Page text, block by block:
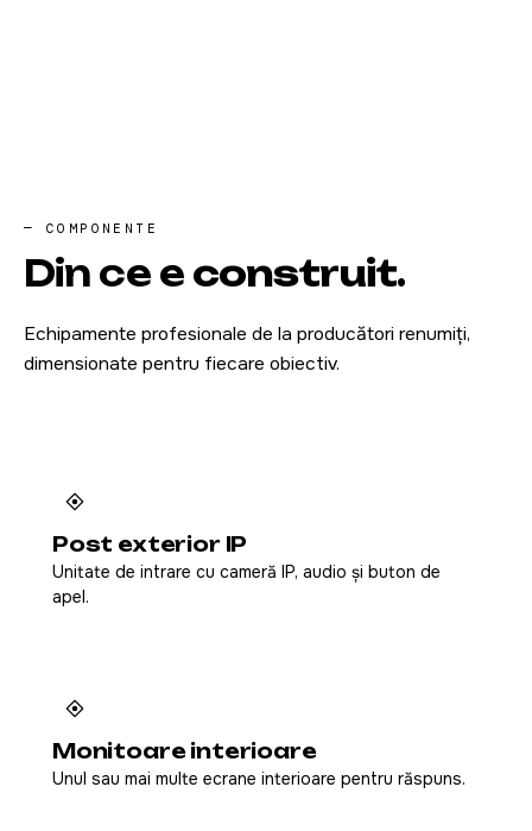
— COMPONENTE
Din ce e construit.
Echipamente profesionale de la producători renumiți,
dimensionate pentru fiecare obiectiv.
Post exterior IP
Unitate de intrare cu cameră IP, audio și buton de
apel.
Monitoare interioare
Unul sau mai multe ecrane interioare pentru răspuns.